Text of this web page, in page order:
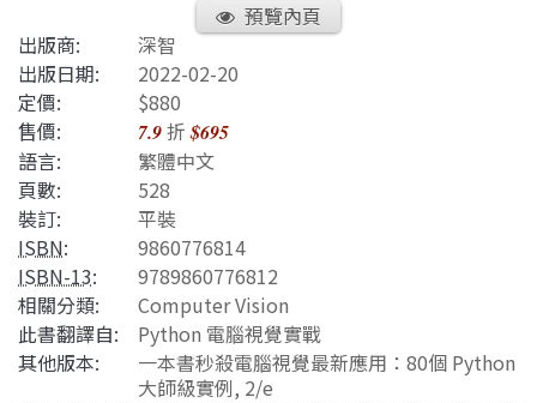
預覽內頁
出版商:
深智
出版日期:
2022-02-20
定價:
$880
售價:
7.9折$695
語言:
繁體中文
頁數:
528
裝訂:
平裝
ISBN:
9860776814
ISBN-13:
9789860776812
相關分類:
Computer Vision
此書翻譯自:
Python 電腦視覺實戰
其他版本:
一本書秒殺電腦視覺最新應用：80個 Python
大師級實例, 2/e